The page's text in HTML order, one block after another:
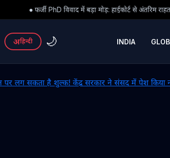
बड़ा मोड़: हाईकोर्ट से अंतरिम राहत के बाद 3 असिस्टेंट प्रोफेसरों ने
अहिन्दी 🌙 INDIA